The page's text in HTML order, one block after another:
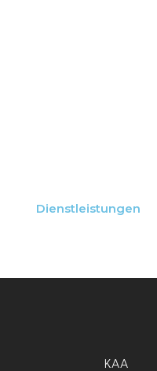
Dienstleistungen
KAA